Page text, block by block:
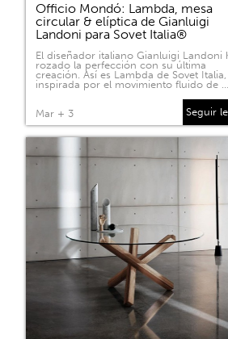
Officio Mondó: Lambda, mesa
circular & elíptica de Gianluigi
Landoni para Sovet Italia®
El diseñador italiano Gianluigi Landoni
rozado la perfección con su última
creación. Así es Lambda de Sovet Italia,
inspirada por el movimiento fluido de …
Mar + 3 Seguir